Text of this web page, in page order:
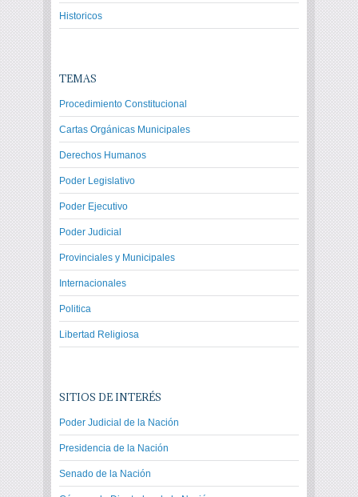
Historicos
TEMAS
Procedimiento Constitucional
Cartas Orgánicas Municipales
Derechos Humanos
Poder Legislativo
Poder Ejecutivo
Poder Judicial
Provinciales y Municipales
Internacionales
Politica
Libertad Religiosa
SITIOS DE INTERÉS
Poder Judicial de la Nación
Presidencia de la Nación
Senado de la Nación